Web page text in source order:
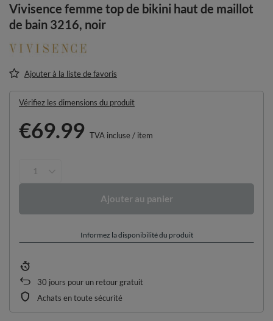
Vivisence femme top de bikini haut de maillot
de bain 3216, noir
Ajouter à la liste de favoris
Vérifiez les dimensions du produit
€69.99 TVA incluse/ item
Ajouter au panier
Informez la disponibilité du produit
30 jours pour un retour gratuit
Achats en toute sécurité